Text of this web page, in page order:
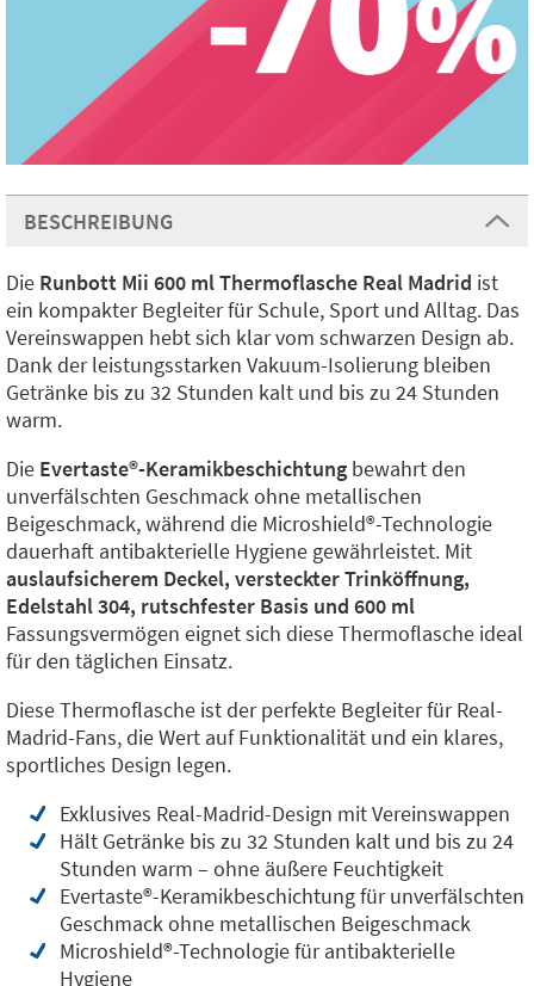
BESCHREIBUNG
Die Runbott Mii 600 ml Thermoflasche Real Madrid ist
ein kompakter Begleiter für Schule, Sport und Alltag. Das
Vereinswappen hebt sich klar vom schwarzen Design ab.
Dank der leistungsstarken Vakuum-Isolierung bleiben
Getränke bis zu 32 Stunden kalt und bis zu 24 Stunden
warm.
Die Evertaste®️-Keramikbeschichtung bewahrt den
unverfälschten Geschmack ohne metallischen
Beigeschmack, während die Microshield®️-Technologie
dauerhaft antibakterielle Hygiene gewährleistet. Mit
auslaufsicherem Deckel, versteckter Trinköffnung,
Edelstahl 304, rutschfester Basis und 600 ml
Fassungsvermögen eignet sich diese Thermoflasche ideal
für den täglichen Einsatz.
Diese Thermoflasche ist der perfekte Begleiter für Real-
Madrid-Fans, die Wert auf Funktionalität und ein klares,
sportliches Design legen.
Exklusives Real-Madrid-Design mit Vereinswappen
Hält Getränke bis zu 32 Stunden kalt und bis zu 24
Stunden warm – ohne äußere Feuchtigkeit
Evertaste®️-Keramikbeschichtung für unverfälschten
Geschmack ohne metallischen Beigeschmack
Microshield®️-Technologie für antibakterielle
Hygiene